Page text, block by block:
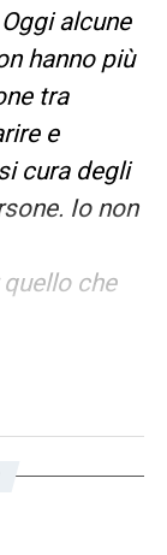
alcune
hanno più
tra
e
cura degli
Io non
che
in
su